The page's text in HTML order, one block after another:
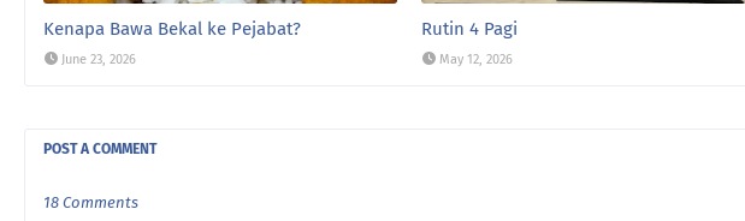
Kenapa Bawa Bekal ke Pejabat?
June 23, 2026
Rutin 4 Pagi
May 12, 2026
POST A COMMENT
18 Comments